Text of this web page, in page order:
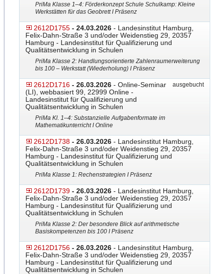
PriMa Klasse 1–4: Förderkonzept Schule Schulkamp: Kleine
Werkstätten für das Geobrett I Präsenz
2612D1755 - 24.03.2026 - Landesinstitut Hamburg,
Felix-Dahn-Straße 3 und/oder Weidenstieg 29, 20357
Hamburg - Landesinstitut für Qualifizierung und
Qualitätsentwicklung in Schulen
PriMa Klasse 2: Handlungsorientierte Zahlenraumerweiterung
bis 100 – Werkstatt (Wiederholung) I Präsenz
2612D1716 - 26.03.2026 - Online-Seminar
(LI), webbasiert 99, 22999 Online -
Landesinstitut für Qualifizierung und
Qualitätsentwicklung in Schulen
ausgebucht
PriMa Kl. 1–4: Substanzielle Aufgabenformate im
Mathematikunterricht I Online
2612D1738 - 26.03.2026 - Landesinstitut Hamburg,
Felix-Dahn-Straße 3 und/oder Weidenstieg 29, 20357
Hamburg - Landesinstitut für Qualifizierung und
Qualitätsentwicklung in Schulen
PriMa Klasse 1: Rechenstrategien I Präsenz
2612D1739 - 26.03.2026 - Landesinstitut Hamburg,
Felix-Dahn-Straße 3 und/oder Weidenstieg 29, 20357
Hamburg - Landesinstitut für Qualifizierung und
Qualitätsentwicklung in Schulen
PriMa Klasse 2: Der besondere Blick auf arithmetische
Basiskompetenzen bis 100 I Präsenz
2612D1756 - 26.03.2026 - Landesinstitut Hamburg,
Felix-Dahn-Straße 3 und/oder Weidenstieg 29, 20357
Hamburg - Landesinstitut für Qualifizierung und
Qualitätsentwicklung in Schulen